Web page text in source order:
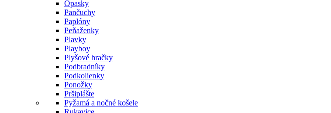
Opasky
Pančuchy
Paplóny
Peňaženky
Plavky
Playboy
Plyšové hračky
Podbradníky
Podkolienky
Ponožky
Pršiplášte
Pyžamá a nočné košele